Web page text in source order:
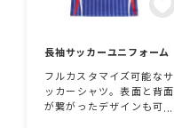
長袖サッカーユニフォーム
フルカスタマイズ可能なサ
ッカーシャツ。表面と背面
が繋がったデザインも可能